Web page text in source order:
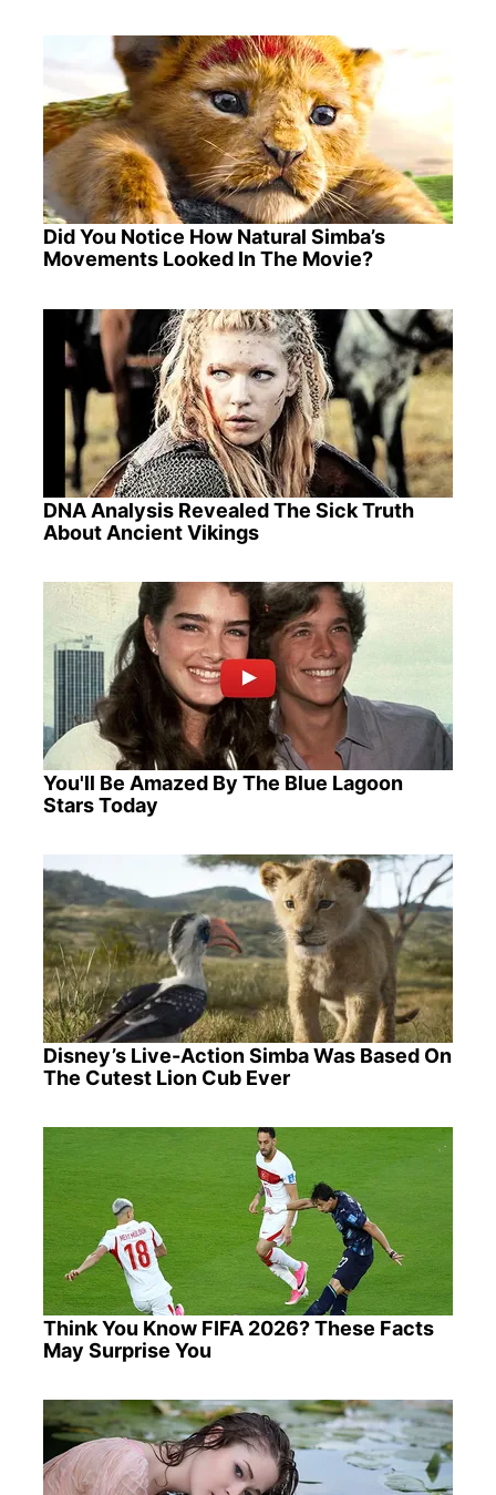
Did You Notice How Natural Simba’s
Movements Looked In The Movie?
DNA Analysis Revealed The Sick Truth
About Ancient Vikings
You'll Be Amazed By The Blue Lagoon
Stars Today
Disney’s Live-Action Simba Was Based On
The Cutest Lion Cub Ever
Think You Know FIFA 2026? These Facts
May Surprise You